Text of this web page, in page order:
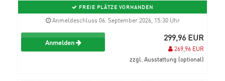
FREIE PLÄTZE VORHANDEN
Anmeldeschluss 06. September 2026, 15:30 Uhr
Anmelden 299,96 EUR
269,96 EUR
zzgl. Ausstattung (optional)